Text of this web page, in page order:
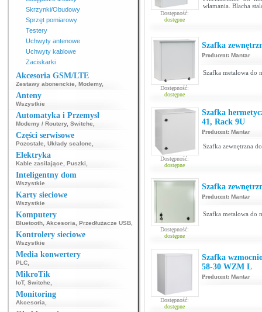
Skrzynki/Obudowy
Sprzęt pomiarowy
Testery
Uchwyty antenowe
Uchwyty kablowe
Zaciskarki
Akcesoria GSM/LTE
Zestawy abonenckie Modemy,
Anteny
Wszystkie
Automatyka i Przemysł
Modemy / Routery, Switche
Części serwisowe
Pozostałe Układy scalone
Elektryka
Kable zasilające Puszki
Inteligentny dom
Wszystkie
Karty sieciowe
Wszystkie
Komputery
Bluetooth Akcesoria Przedłużacze USB
Kontrolery sieciowe
Wszystkie
Media konwertery
PLC
MikroTik
IoT, Switche
Monitoring
Akcesoria
Dostępność:
dostępne
włamania. Blacha
Dostępność:
dostępne
Szafka
Producent: Mantar
Szafka metalowa do
Dostępność:
dostępne
Szafka
41, Rack 9U
Producent: Mantar
Szafka zewnętrzna
Dostępność:
dostępne
Szafka
Producent: Mantar
Szafka metalowa do
Dostępność:
dostępne
Szafka
58-30 WZM L
Producent: Mantar